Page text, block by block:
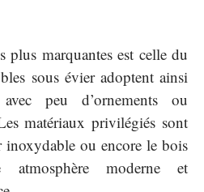
plus marquantes est celle du
sous évier adoptent ainsi
peu d’ornements ou
matériaux privilégiés sont
inoxydable ou encore le bois
atmosphère moderne et